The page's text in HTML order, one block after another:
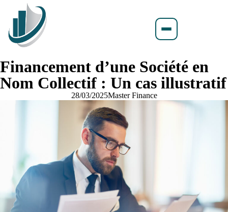
Financement d’une Société en
Nom Collectif : Un cas illustratif
28/03/2025Master Finance